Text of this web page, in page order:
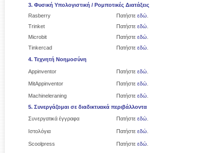
3. Φυσική Υπολογιστική / Ρομποτικές Διατάξεις
Rasberry
Πατήστε εδώ
Trinket
Πατήστε εδώ
Microbit
Πατήστε εδώ
Tinkercad
Πατήστε εδώ
4. Τεχνητή Νοημοσύνη
Appinventor Πατήστε εδώ
MitAppinventor Πατήστε εδώ
Machineleraning Πατήστε εδώ
5. Συνεργάζομαι σε διαδικτυακά περιβάλλοντα
Συνεργατικά έγγραφα
Πατήστε εδώ
Ιστολόγια Πατήστε εδώ
Scoolpress Πατήστε εδώ